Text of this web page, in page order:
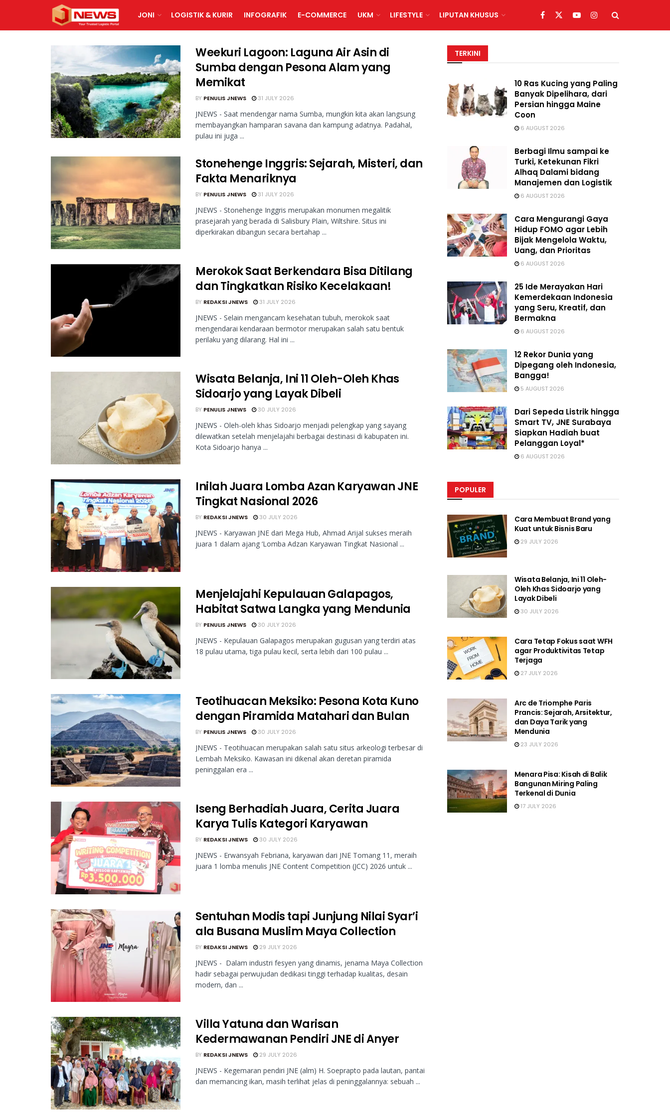
JONI LOGISTIK & KURIR INFOGRAFIK E-COMMERCE UKM LIFESTYLE LIPUTAN KHUSUS
Weekuri Lagoon: Laguna Air Asin di
Sumba dengan Pesona Alam yang
Memikat
BY PENULIS JNEWS 31 JULY 2026
JNEWS - Saat mendengar nama Sumba, mungkin kita akan langsung
membayangkan hamparan savana dan kampung adatnya. Padahal,
pulau ini juga ...
Stonehenge Inggris: Sejarah, Misteri, dan
Fakta Menariknya
BY PENULIS JNEWS 31 JULY 2026
JNEWS - Stonehenge Inggris merupakan monumen megalitik
prasejarah yang berada di Salisbury Plain, Wiltshire. Situs ini
diperkirakan dibangun secara bertahap ...
Merokok Saat Berkendara Bisa Ditilang
dan Tingkatkan Risiko Kecelakaan!
BY REDAKSI JNEWS 31 JULY 2026
JNEWS - Selain mengancam kesehatan tubuh, merokok saat
mengendarai kendaraan bermotor merupakan salah satu bentuk
perilaku yang dilarang. Hal ini ...
Wisata Belanja, Ini 11 Oleh-Oleh Khas
Sidoarjo yang Layak Dibeli
BY PENULIS JNEWS 30 JULY 2026
JNEWS - Oleh-oleh khas Sidoarjo menjadi pelengkap yang sayang
dilewatkan setelah menjelajahi berbagai destinasi di kabupaten ini.
Kota Sidoarjo hanya ...
Inilah Juara Lomba Azan Karyawan JNE
Tingkat Nasional 2026
BY REDAKSI JNEWS 30 JULY 2026
JNEWS - Karyawan JNE dari Mega Hub, Ahmad Arijal sukses meraih
juara 1 dalam ajang ‘Lomba Adzan Karyawan Tingkat Nasional ...
Menjelajahi Kepulauan Galapagos,
Habitat Satwa Langka yang Mendunia
BY PENULIS JNEWS 30 JULY 2026
JNEWS - Kepulauan Galapagos merupakan gugusan yang terdiri atas
18 pulau utama, tiga pulau kecil, serta lebih dari 100 pulau ...
Teotihuacan Meksiko: Pesona Kota Kuno
dengan Piramida Matahari dan Bulan
BY PENULIS JNEWS 30 JULY 2026
JNEWS - Teotihuacan merupakan salah satu situs arkeologi terbesar di
Lembah Meksiko. Kawasan ini dikenal akan deretan piramida
peninggalan era ...
Iseng Berhadiah Juara, Cerita Juara
Karya Tulis Kategori Karyawan
BY REDAKSI JNEWS 30 JULY 2026
JNEWS - Erwansyah Febriana, karyawan dari JNE Tomang 11, meraih
juara 1 lomba menulis JNE Content Competition (JCC) 2026 untuk ...
Sentuhan Modis tapi Junjung Nilai Syar’i
ala Busana Muslim Maya Collection
BY REDAKSI JNEWS 29 JULY 2026
JNEWS - Dalam industri fesyen yang dinamis, jenama Maya Collection
hadir sebagai perwujudan dedikasi tinggi terhadap kualitas, desain
modern, dan ...
Villa Yatuna dan Warisan
Kedermawanan Pendiri JNE di Anyer
BY REDAKSI JNEWS 29 JULY 2026
JNEWS - Kegemaran pendiri JNE (alm) H. Soeprapto pada lautan, pantai
dan memancing ikan, masih terlihat jelas di peninggalannya: sebuah ...
TERKINI
10 Ras Kucing yang Paling
Banyak Dipelihara, dari
Persian hingga Maine
Coon
6 AUGUST 2026
Berbagi Ilmu sampai ke
Turki, Ketekunan Fikri
Alhaq Dalami bidang
Manajemen dan Logistik
6 AUGUST 2026
Cara Mengurangi Gaya
Hidup FOMO agar Lebih
Bijak Mengelola Waktu,
Uang, dan Prioritas
6 AUGUST 2026
25 Ide Merayakan Hari
Kemerdekaan Indonesia
yang Seru, Kreatif, dan
Bermakna
6 AUGUST 2026
12 Rekor Dunia yang
Dipegang oleh Indonesia,
Bangga!
5 AUGUST 2026
Dari Sepeda Listrik hingga
Smart TV, JNE Surabaya
Siapkan Hadiah buat
Pelanggan Loyal*
6 AUGUST 2026
POPULER
Cara Membuat Brand yang
Kuat untuk Bisnis Baru
29 JULY 2026
Wisata Belanja, Ini 11 Oleh-
Oleh Khas Sidoarjo yang
Layak Dibeli
30 JULY 2026
Cara Tetap Fokus saat WFH
agar Produktivitas Tetap
Terjaga
27 JULY 2026
Arc de Triomphe Paris
Prancis: Sejarah, Arsitektur,
dan Daya Tarik yang
Mendunia
23 JULY 2026
Menara Pisa: Kisah di Balik
Bangunan Miring Paling
Terkenal di Dunia
17 JULY 2026